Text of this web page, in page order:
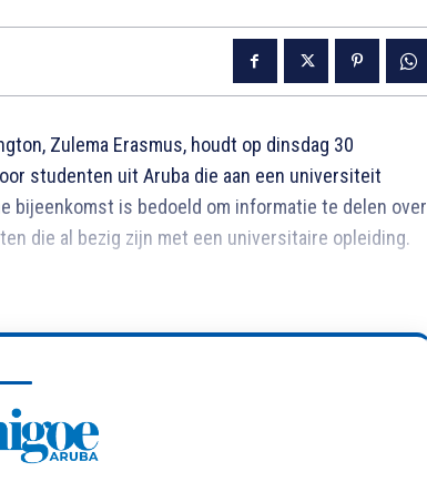
Zulema Erasmus, houdt op dinsdag 30
studenten uit Aruba die aan een universiteit
bijeenkomst is bedoeld om informatie te delen over
die al bezig zijn met een universitaire opleiding.